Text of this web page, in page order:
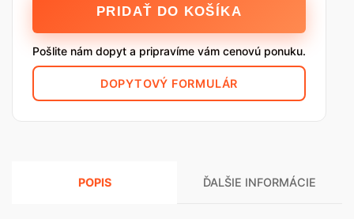
300
x
x
PRIDAŤ DO KOŠÍKA
Pošlite nám dopyt a pripravíme vám cenovú ponuku.
DOPYTOVÝ FORMULÁR
POPIS ĎALŠIE INFORMÁCIE